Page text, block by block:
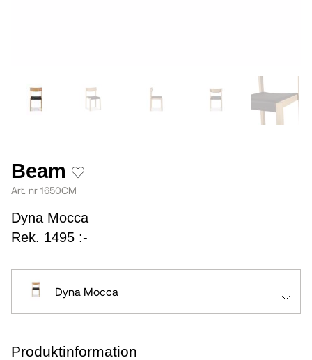
Beam
Art. nr 1650CM
Dyna Mocca
Rek. 1495 :-
Dyna Mocca
Produktinformation